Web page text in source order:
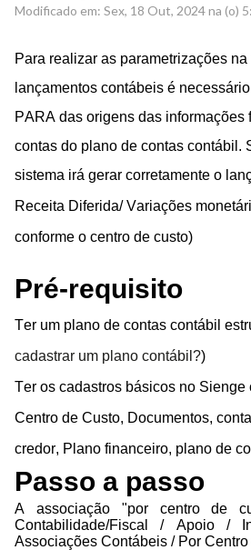
Modificado em: Sex, 18 Out, 2024 na (o)
Para realizar as parametrizações
lançamentos contábeis é
PARA das origens das informações
contas do plano de contas contábil.
sistema irá gerar corretamente o
Receita Diferida/ Variações
conforme o centro de custo)
Pré-requisito
Ter um plano de contas contábil
cadastrar um plano contábil?)
Ter os cadastros básicos no Sienge
Centro de Custo, Documentos,
credor, Plano financeiro, plano de
Passo a passo
A associação "por centro de
Contabilidade/Fiscal / Apoio /
Associações Contábeis / Por Centro